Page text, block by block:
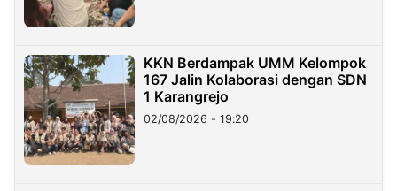
KKN Berdampak UMM Kelompok
167 Jalin Kolaborasi dengan SDN
1 Karangrejo
02/08/2026 - 19:20